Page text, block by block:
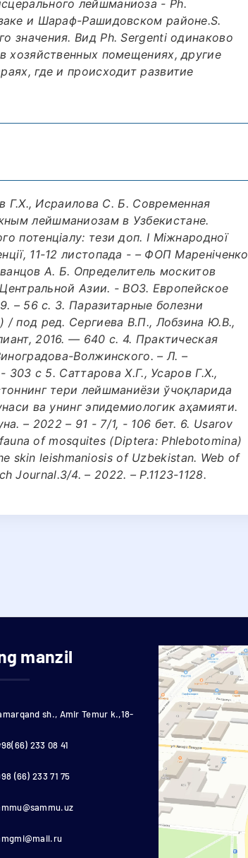
лейшманиоза - Ph.
и Шараф-Рашидовском районе.S.
значения. Вид Ph. Sergenti одинаково
хозяйственных помещениях, другие
где и происходит развитие
Г.Х., Исраилова С. Б. Современная
лейшманиозам в Узбекистане.
потенціалу: тези доп. I Міжнародної
11-12 листопада - – ФОП Мареніченко
А. Б. Определитель москитов
Азии. - ВОЗ. Европейское
– 56 с. 3. Паразитарные болезни
/ под ред. Сергиева В.П., Лобзина Ю.В.,
2016. — 640 c. 4. Практическая
Волжинского. – Л. –
303 с 5. Саттарова Х.Г., Усаров Г.Х.,
тери лейшманиёзи ўчоқларида
ва унинг эпидемиологик аҳамияти.
– 2022 – 91 - 7/1, - 106 бет. 6. Usarov
of mosquites (Diptera: Phlebotomina)
skin leishmaniosis of Uzbekistan. Web of
Journal.3/4. – 2022. – Р.1123-1128.
manzil
sh., Amir Temur k.,18-
233 08 41
(66) 233 71 75